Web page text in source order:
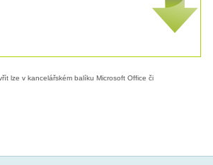
lze v kancelářském balíku Microsoft Office či